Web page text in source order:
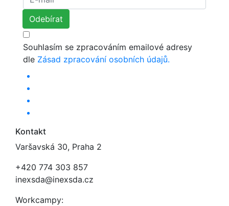
Souhlasím se zpracováním emailové adresy
dle Zásad zpracování osobních údajů.
Kontakt
Varšavská 30, Praha 2
+420 774 303 857
inexsda@inexsda.cz
Workcampy: